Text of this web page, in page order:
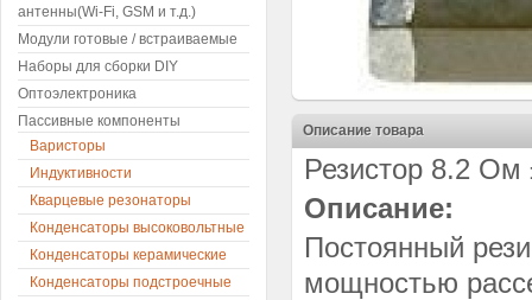
Описание товара
Резистор 8.2 Ом
Описание:
Постоянный
мощностью
антенны(Wi-Fi, GSM и т.д.)
Модули готовые / встраиваемые
Наборы для сборки DIY
Оптоэлектроника
Пассивные компоненты
Варисторы
Индуктивности
Кварцевые резонаторы
Конденсаторы высоковольтные
Конденсаторы керамические
Конденсаторы подстроечные